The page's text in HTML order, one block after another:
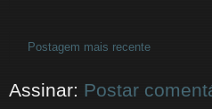
Postagem mais recente
Assinar: Postar